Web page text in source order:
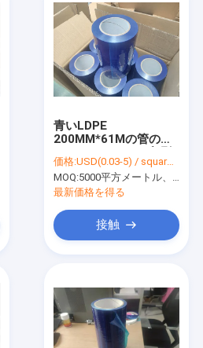
青いLDPE
200MM*61Mの管のパ
を用いる保護フィルム
価格:USD(0.03-5) / square meter
MOQ:5000平方メートル、印刷を用いる10000平方メートル
最新価格を得る
接触